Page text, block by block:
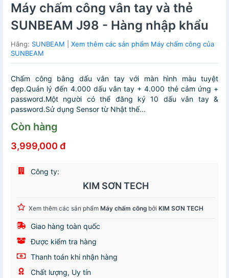
Máy chấm công vân tay và thẻ
SUNBEAM J98 - Hàng nhập khẩu
Hãng: SUNBEAM
Xem thêm các sản phẩm Máy chấm công của
SUNBEAM
Chấm công bằng dấu vân tay với màn hình màu tuyệt
đẹp.Quản lý đến 4.000 dấu vân tay + 4.000 thẻ cảm ứng +
password.Một người có thể đăng ký 10 dấu vân tay &
password.Sử dụng Sensor từ Nhật thế...
Còn hàng
3,999,000 đ
Công ty:
KIM SƠN TECH
Xem thêm các sản phẩm Máy chấm công bởi KIM SƠN TECH
Giao hàng toàn quốc
Được kiểm tra hàng
Thanh toán khi nhận hàng
Chất lượng, Uy tín